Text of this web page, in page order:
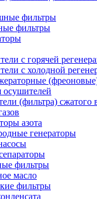
фильтры
фильтры
с горячей
с холодной
осушителей
(фильтра) сжатого
азота
генераторы
фильтры
масло
фильтры